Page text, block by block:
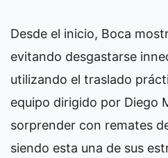
Desde el inicio, Boca
evitando desgastarse
utilizando el traslado
equipo dirigido por Diego
sorprender con remates
siendo esta una de sus